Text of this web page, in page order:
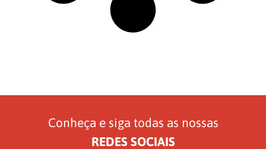
Conheça e siga todas as nossas
REDES SOCIAIS